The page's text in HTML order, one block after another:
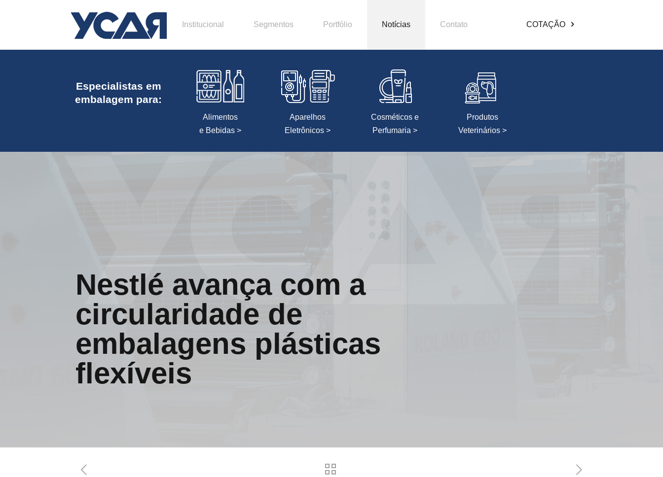
Institucional Segmentos Portfólio Notícias Contato COTAÇÃO
Especialistas em
embalagem para:
Alimentos
e Bebidas >
Aparelhos
Eletrônicos >
Cosméticos e
Perfumaria >
Produtos
Veterinários >
Nestlé avança com a
circularidade de
embalagens plásticas
flexíveis